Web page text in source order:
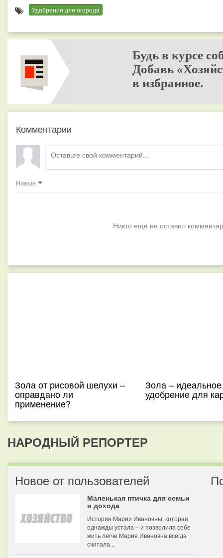
Удобрения для огорода
Будь в курсе
Добавь
в избранное.
Комментарии
Новые
Никто ещё не оставил
Зола от рисовой шелухи –
оправдано ли
применение?
Зола – идеальное
удобрение для
НАРОДНЫЙ РЕПОРТЕР
Новое от пользователей
Маленькая птичка для семьи
и дохода
История Марии Ивановны, которая
однажды устала – и позволила себе
жить легче Мария Ивановна всегда
считала...